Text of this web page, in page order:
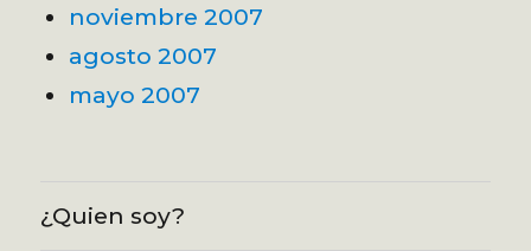
noviembre 2007
agosto 2007
mayo 2007
¿Quien soy?